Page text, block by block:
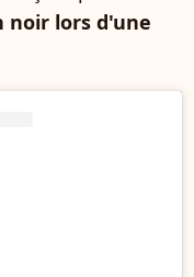
noir lors d'une